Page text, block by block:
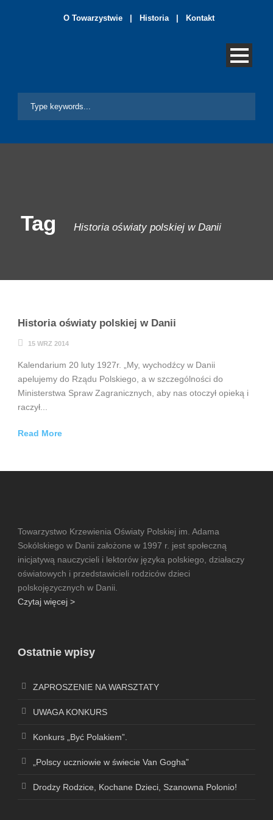
O Towarzystwie Historia Kontakt
Tag Historia oświaty polskiej w Danii
Historia oświaty polskiej w Danii
15 WRZ 2014
Kalendarium 20 luty 1927r. „My, wychodźcy w Danii
apelujemy do Rządu Polskiego, a w szczególności do
Ministerstwa Spraw Zagranicznych, aby nas otoczył opieką i
raczył...
Read More
Towarzystwo Krzewienia Oświaty Polskiej im. Adama
Sokólskiego w Danii założone w 1997 r. jest społeczną
inicjatywą nauczycieli i lektorów języka polskiego, działaczy
oświatowych i przedstawicieli rodziców dzieci
polskojęzycznych w Danii.
Czytaj więcej >
Ostatnie wpisy
ZAPROSZENIE NA WARSZTATY
UWAGA KONKURS
Konkurs „Być Polakiem”.
„Polscy uczniowie w świecie Van Gogha”
Drodzy Rodzice, Kochane Dzieci, Szanowna Polonio!